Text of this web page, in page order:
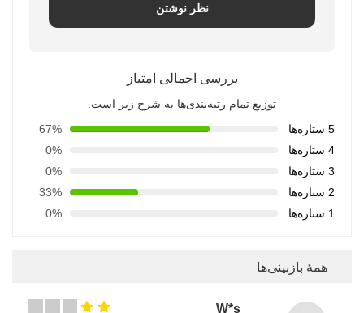
نظر نوشتن
بررسی اجمالی امتیاز
توزیع تمام رتبه‌بندی‌ها به شرح زیر است.
5 ستاره‌ها
67%
4 ستاره‌ها
0%
3 ستاره‌ها
0%
2 ستاره‌ها
33%
1 ستاره‌ها
0%
همهٔ بازبینی‌ها
W*s